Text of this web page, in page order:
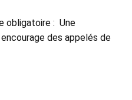
obligatoire : Une
des appelés de